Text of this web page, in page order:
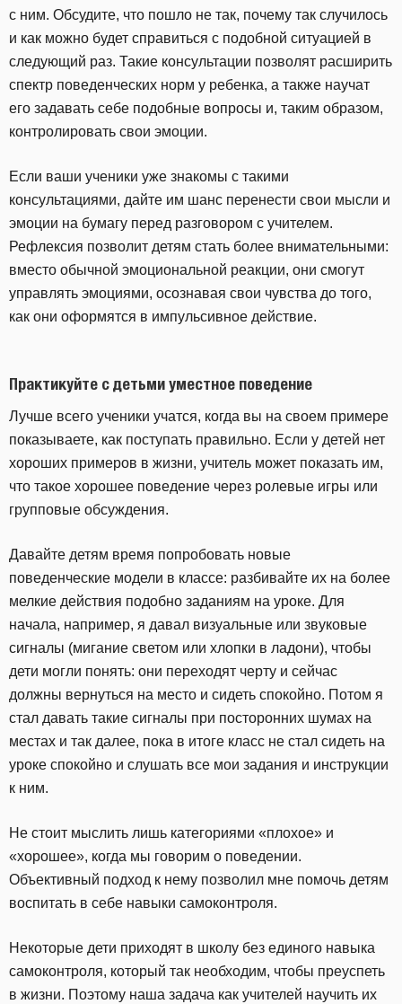
с ним. Обсудите, что пошло не так, почему так случилось
и как можно будет справиться с подобной ситуацией в
следующий раз. Такие консультации позволят расширить
спектр поведенческих норм у ребенка, а также научат
его задавать себе подобные вопросы и, таким образом,
контролировать свои эмоции.
Если ваши ученики уже знакомы с такими
консультациями, дайте им шанс перенести свои мысли и
эмоции на бумагу перед разговором с учителем.
Рефлексия позволит детям стать более внимательными:
вместо обычной эмоциональной реакции, они смогут
управлять эмоциями, осознавая свои чувства до того,
как они оформятся в импульсивное действие.
Практикуйте с детьми уместное поведение
Лучше всего ученики учатся, когда вы на своем примере
показываете, как поступать правильно. Если у детей нет
хороших примеров в жизни, учитель может показать им,
что такое хорошее поведение через ролевые игры или
групповые обсуждения.
Давайте детям время попробовать новые
поведенческие модели в классе: разбивайте их на более
мелкие действия подобно заданиям на уроке. Для
начала, например, я давал визуальные или звуковые
сигналы (мигание светом или хлопки в ладони), чтобы
дети могли понять: они переходят черту и сейчас
должны вернуться на место и сидеть спокойно. Потом я
стал давать такие сигналы при посторонних шумах на
местах и так далее, пока в итоге класс не стал сидеть на
уроке спокойно и слушать все мои задания и инструкции
к ним.
Не стоит мыслить лишь категориями «плохое» и
«хорошее», когда мы говорим о поведении.
Объективный подход к нему позволил мне помочь детям
воспитать в себе навыки самоконтроля.
Некоторые дети приходят в школу без единого навыка
самоконтроля, который так необходим, чтобы преуспеть
в жизни. Поэтому наша задача как учителей научить их